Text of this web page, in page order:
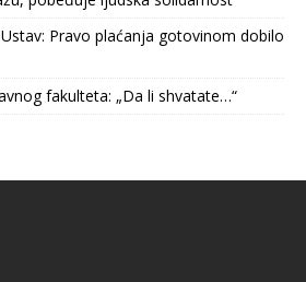
Pravo plaćanja gotovinom dobilo
fakulteta: „Da li shvatate…“